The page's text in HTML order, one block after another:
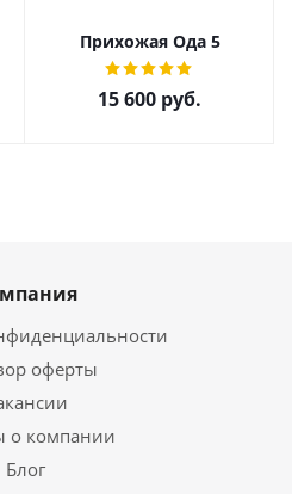
Прихожая Ода 5
15 600 руб.
оферты
о компании
Блог